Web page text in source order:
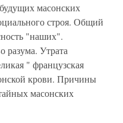
масонских
строя. Общий
"наших".
разума. Утрата
" французская
крови. Причины
масонских